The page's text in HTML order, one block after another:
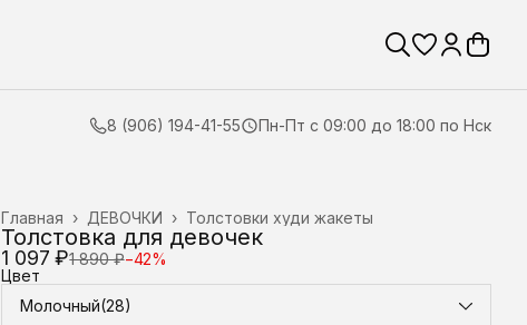
8 (906) 194-41-55 Пн-Пт с 09:00 до 18:00 по Нск
Толстовки худи жакеты
ДЕВОЧКИ ›
Главная ›
Толстовка для девочек
1 097 ₽1 890 ₽−42%
Цвет
Молочный(28)